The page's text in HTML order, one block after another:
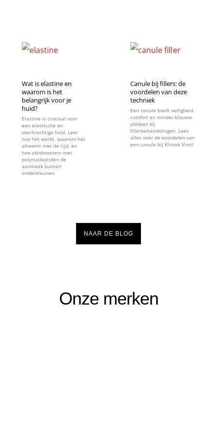
Wat is elastine en
waarom is het
belangrijk voor je
huid?
Elastine is cruciaal voor
een elastische en
veerkrachtige huid. Leer
hoe het werkt, waarom het
afneemt met de tijd, en
hoe skinboosters met
polynucleotiden de
aanmaak kunnen
ondersteunen.
Canule bij fillers: de
voordelen van deze
techniek
Een canule biedt veiligheid,
comfort en minder blauwe
plekken bij
fillerbehandelingen. Lees
alles over de voordelen van
een canule bij Kliniek Vinci!
NAAR DE BLOG
Onze merken